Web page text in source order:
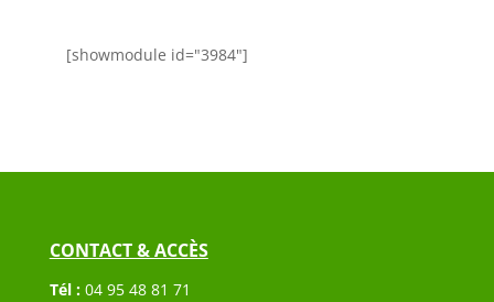
[showmodule id="3984"]
CONTACT & ACCÈS
Tél : 04 95 48 81 71